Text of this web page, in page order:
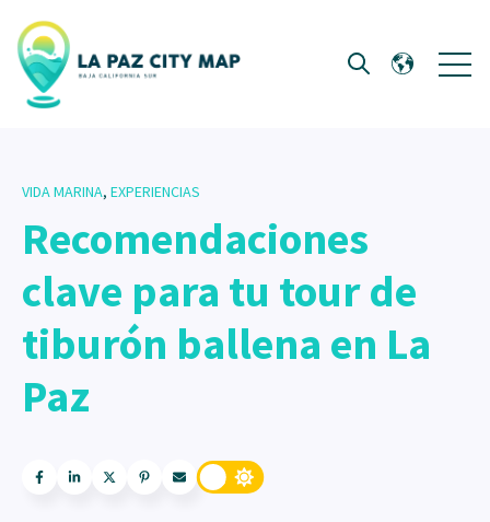
Open search
VIDA MARINA, EXPERIENCIAS
Recomendaciones
clave para tu tour de
tiburón ballena en La
Paz